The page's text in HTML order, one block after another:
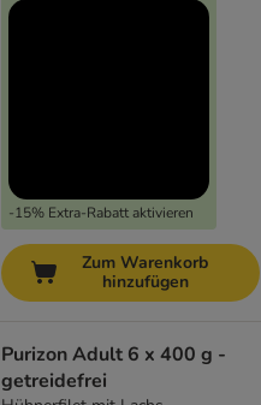
-15% Extra-Rabatt aktivieren
Zum Warenkorb
hinzufügen
Purizon Adult 6 x 400 g -
getreidefrei